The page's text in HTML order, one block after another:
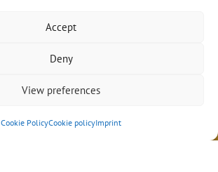
Accept
Deny
View preferences
Cookie PolicyCookie policyImprint